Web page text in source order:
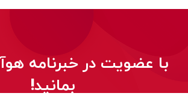
با عضویت در خبرنامه
بمانید!